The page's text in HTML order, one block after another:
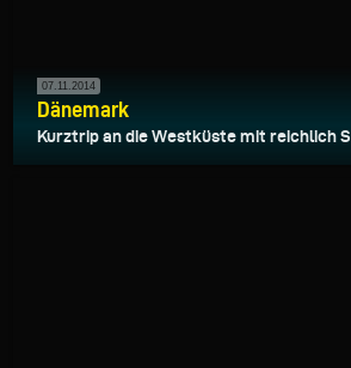
07.11.2014
Dänemark
Kurztrip an die Westküste mit reichlich